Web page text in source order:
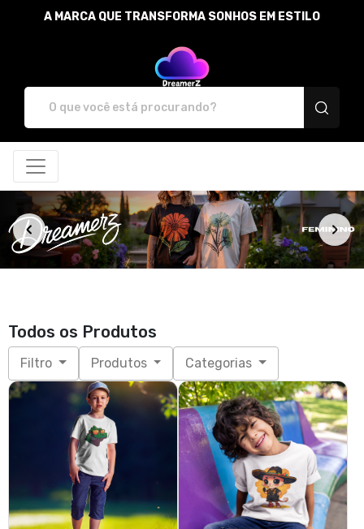
A MARCA QUE TRANSFORMA SONHOS EM ESTILO
Todos os Produtos
Filtro Produtos Categorias